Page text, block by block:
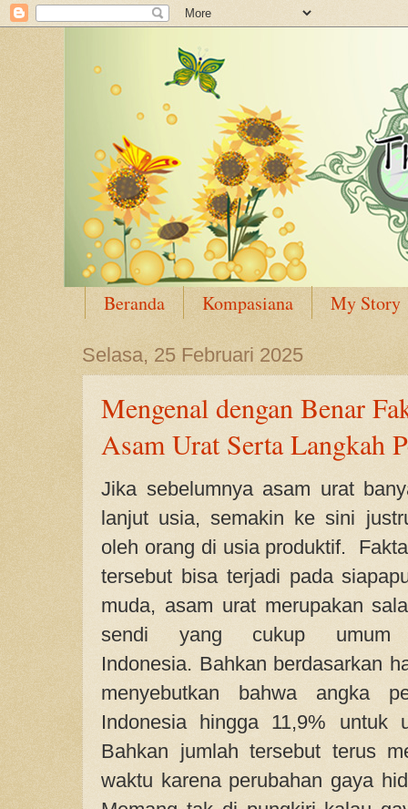
Beranda Kompasiana My Story
Selasa, 25 Februari 2025
Mengenal dengan Benar
Asam Urat Serta Langkah
Jika sebelumnya asam urat
lanjut usia, semakin ke sini
oleh orang di usia produktif.
tersebut bisa terjadi pada
muda, asam urat merupakan
sendi yang cukup umum
Indonesia. Bahkan berdasarkan
menyebutkan bahwa angka
Indonesia hingga 11,9%
Bahkan jumlah tersebut terus
waktu karena perubahan gaya